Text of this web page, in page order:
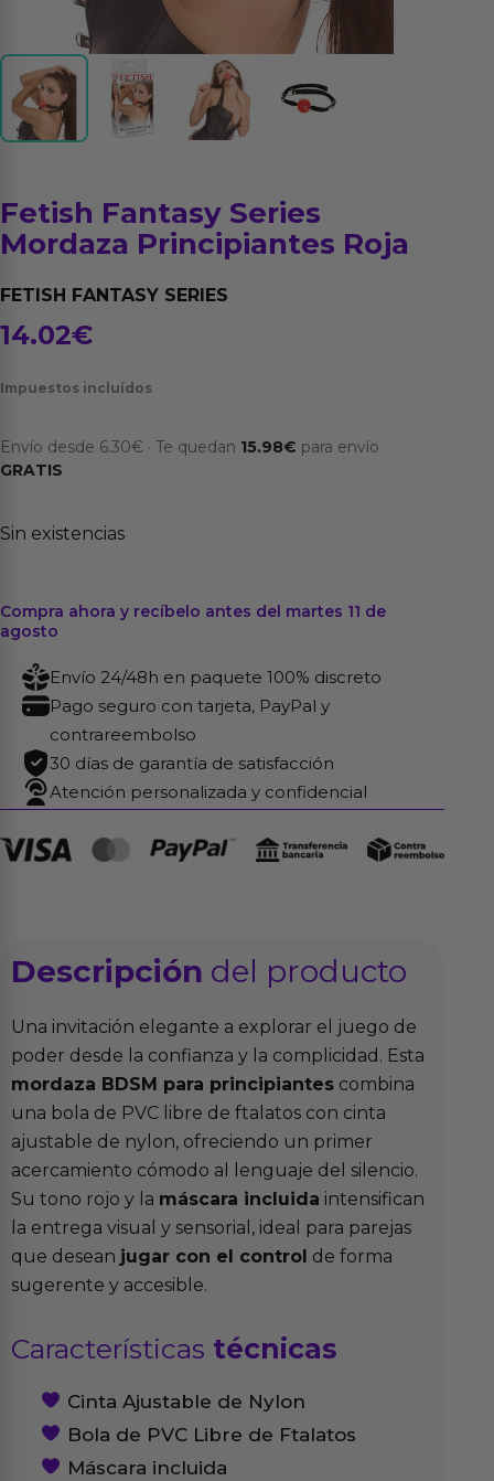
Fetish Fantasy Series
Mordaza Principiantes Roja
FETISH FANTASY SERIES
14.02€
Impuestos incluídos
Envío desde 6.30€ · Te quedan 15.98€ para envío
GRATIS
Sin existencias
Compra ahora y recíbelo antes del martes 11 de
agosto
Envío 24/48h en paquete 100% discreto
Pago seguro con tarjeta, PayPal y
contrareembolso
30 días de garantía de satisfacción
Atención personalizada y confidencial
Descripción del producto
Una invitación elegante a explorar el juego de
poder desde la confianza y la complicidad. Esta
mordaza BDSM para principiantes combina
una bola de PVC libre de ftalatos con cinta
ajustable de nylon, ofreciendo un primer
acercamiento cómodo al lenguaje del silencio.
Su tono rojo y la máscara incluida intensifican
la entrega visual y sensorial, ideal para parejas
que desean jugar con el control de forma
sugerente y accesible.
Características técnicas
Cinta Ajustable de Nylon
Bola de PVC Libre de Ftalatos
Máscara incluida